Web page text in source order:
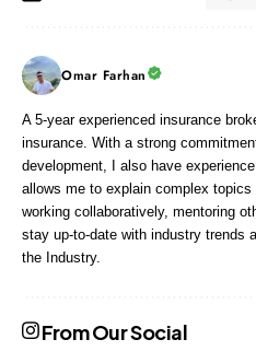
Omar Farhan
A 5-year experienced insurance
insurance. With a strong
development, I also have
allows me to explain complex
working collaboratively, mentoring
stay up-to-date with industry trends
the Industry.
From Our Social